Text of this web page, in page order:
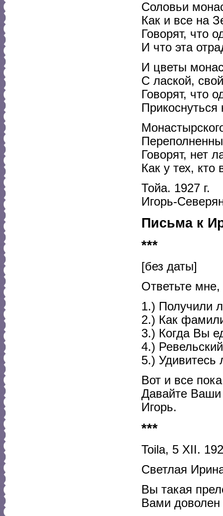
Соловьи
Как и все на
Говорят, что
И что эта
И цветы
С лаской,
Говорят, что
Говорят, нет
Как у тех,
Тойа. 1927 г.
Игорь-
Письма к
***
[без даты]
Ответьте
1.) Получили
2.) Как
3.) Когда Вы
4.)
5.) Удивитесь
Вот и все
Давайте Ваши
Игорь.
***
Toila, 5 XII.
Светлая
Вы такая
Вами